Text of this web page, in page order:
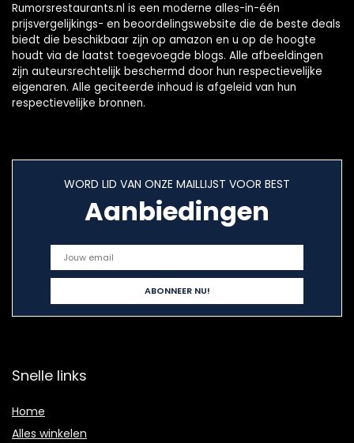
Rumorsrestaurants.nl is een moderne alles-in-één
prijsvergelijkings- en beoordelingswebsite die de beste deals
biedt die beschikbaar zijn op amazon en u op de hoogte
houdt via de laatst toegevoegde blogs. Alle afbeeldingen
zijn auteursrechtelijk beschermd door hun respectievelijke
eigenaren. Alle geciteerde inhoud is afgeleid van hun
respectievelijke bronnen.
WORD LID VAN ONZE MAILLIJST VOOR BEST
Aanbiedingen
Snelle links
Home
Alles winkelen